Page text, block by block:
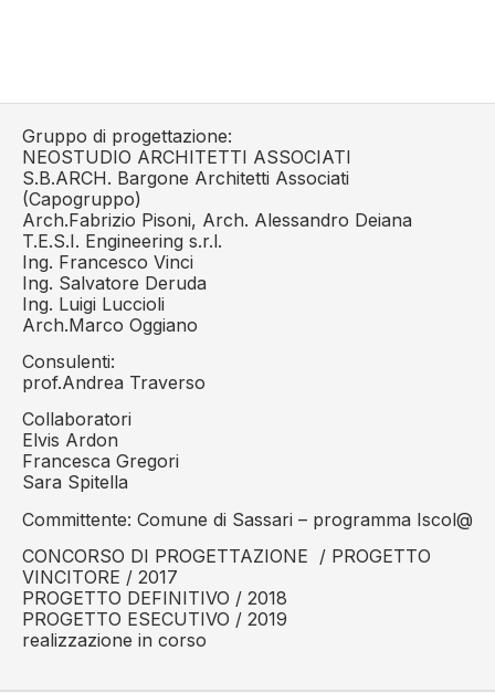
Gruppo di progettazione:
NEOSTUDIO ARCHITETTI ASSOCIATI
S.B.ARCH. Bargone Architetti Associati
(Capogruppo)
Arch.Fabrizio Pisoni, Arch. Alessandro Deiana
T.E.S.I. Engineering s.r.l.
Ing. Francesco Vinci
Ing. Salvatore Deruda
Ing. Luigi Luccioli
Arch.Marco Oggiano
Consulenti:
prof.Andrea Traverso
Collaboratori
Elvis Ardon
Francesca Gregori
Sara Spitella
Committente: Comune di Sassari – programma Iscol@
CONCORSO DI PROGETTAZIONE / PROGETTO
VINCITORE / 2017
PROGETTO DEFINITIVO / 2018
PROGETTO ESECUTIVO / 2019
realizzazione in corso